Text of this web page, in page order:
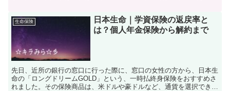
生命保険
日本生命｜学資保険の返戻率と
は？個人年金保険から解約まで
先日、近所の銀行の窓口に行った際に、窓口の女性の方から、日本生
命の「ロングドリームGOLD」という、一時払終身保険をおすすめさ
れました。その保険商品は、米ドルや豪ドルなど、通貨を選択できる